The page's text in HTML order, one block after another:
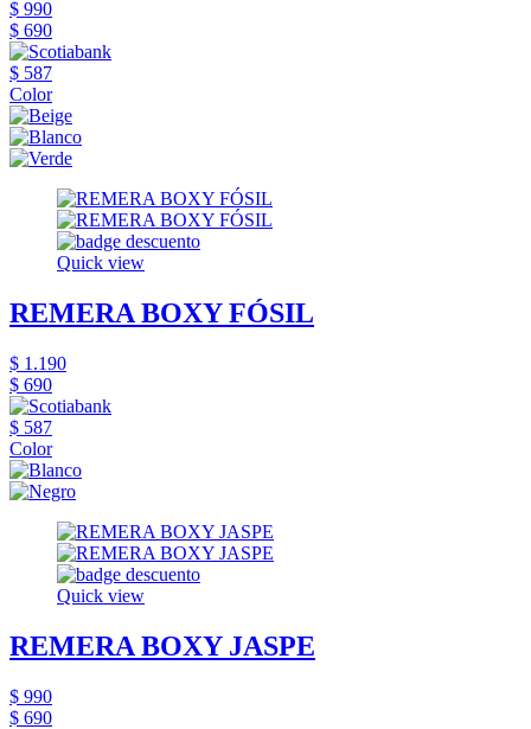
$ 990
$ 690
$ 587
Color
Quick view
REMERA BOXY FÓSIL
$ 1.190
$ 690
$ 587
Color
Quick view
REMERA BOXY JASPE
$ 990
$ 690